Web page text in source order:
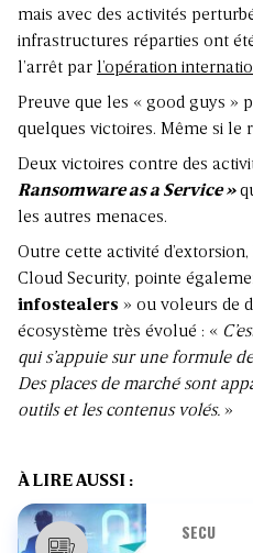
mais avec des activités
infrastructures réparties ont
l’arrêt par l’opération
Preuve que les « good guys »
quelques victoires. Même si le
Deux victoires contre des
Ransomware as a Service »
les autres menaces.
Outre cette activité
Cloud Security, pointe
infostealers » ou voleurs de
écosystème très évolué : «
qui s’appuie sur une formule
Des places de marché sont
outils et les contenus volés. »
À LIRE AUSSI :
SECU